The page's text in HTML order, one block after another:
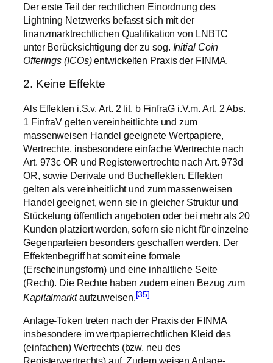
Der erste Teil der rechtlichen Einordnung des
Lightning Netzwerks befasst sich mit der
finanzmarktrechtlichen Qualifikation von LNBTC
unter Berücksichtigung der zu sog. Initial Coin
Offerings (ICOs)entwickelten Praxis der FINMA.
2. Keine Effekte
Als Effekten i.S.v. Art. 2 lit. b FinfraG i.V.m. Art. 2 Abs.
1 FinfraV gelten vereinheitlichte und zum
massenweisen Handel geeignete Wertpapiere,
Wertrechte, insbesondere einfache Wertrechte nach
Art. 973c OR und Registerwertrechte nach Art. 973d
OR, sowie Derivate und Bucheffekten. Effekten
gelten als vereinheitlicht und zum massenweisen
Handel geeignet, wenn sie in gleicher Struktur und
Stückelung öffentlich angeboten oder bei mehr als 20
Kunden platziert werden, sofern sie nicht für einzelne
Gegenparteien besonders geschaffen werden. Der
Effektenbegriff hat somit eine formale
(Erscheinungsform) und eine inhaltliche Seite
(Recht). Die Rechte haben zudem einen Bezug zum
Kapitalmarktaufzuweisen. [35]
Anlage-Token treten nach der Praxis der FINMA
insbesondere im wertpapierrechtlichen Kleid des
(einfachen) Wertrechts (bzw. neu des